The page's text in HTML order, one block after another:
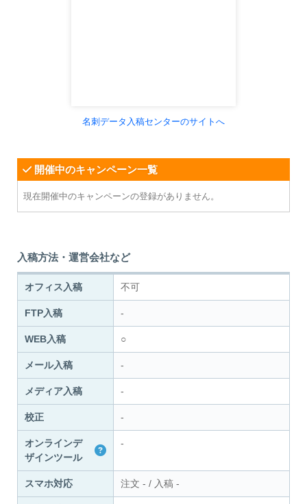
名刺データ入稿センターのサイトへ
開催中のキャンペーン一覧
現在開催中のキャンペーンの登録がありません。
入稿方法・運営会社など
オフィス入稿 不可
FTP入稿 -
WEB入稿 ○
メール入稿 -
メディア入稿 -
校正 -
オンラインデ
ザインツール
-
スマホ対応 注文 - / 入稿 -